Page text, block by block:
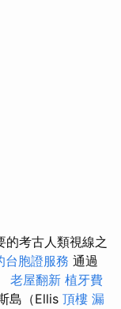
的考古人類視線之
台胞證服務 通過
老屋翻新 植牙費
島（Ellis 頂樓 漏